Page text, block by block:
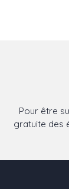
Pour être
gratuite des